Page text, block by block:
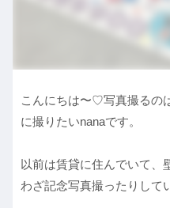
こんにちは〜♡写真撮るの
に撮りたいnanaです。
以前は賃貸に住んでいて、
わざ記念写真撮ったりして